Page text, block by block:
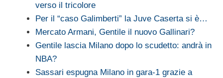
verso il tricolore
Per il “caso Galimberti” la Juve Caserta si è…
Mercato Armani, Gentile il nuovo Gallinari?
Gentile lascia Milano dopo lo scudetto: andrà in
NBA?
Sassari espugna Milano in gara-1 grazie a